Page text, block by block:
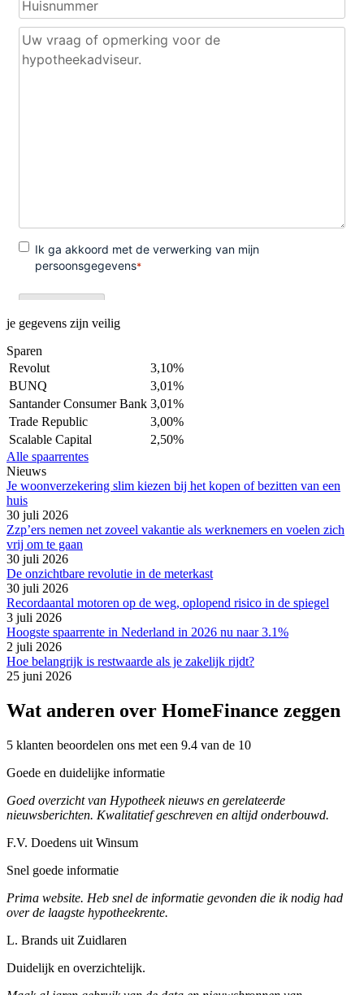
je gegevens zijn veilig
Sparen
Revolut
3,10%
BUNQ
3,01%
Santander Consumer Bank 3,01%
Trade Republic
3,00%
Scalable Capital
2,50%
Alle spaarrentes
Nieuws
Je woonverzekering slim kiezen bij het kopen of bezitten van een
huis
30 juli 2026
Zzp’ers nemen net zoveel vakantie als werknemers en voelen zich
vrij om te gaan
30 juli 2026
De onzichtbare revolutie in de meterkast
30 juli 2026
Recordaantal motoren op de weg, oplopend risico in de spiegel
3 juli 2026
Hoogste spaarrente in Nederland in 2026 nu naar 3.1%
2 juli 2026
Hoe belangrijk is restwaarde als je zakelijk rijdt?
25 juni 2026
Wat anderen over HomeFinance zeggen
5 klanten beoordelen ons met een 9.4 van de 10
Goede en duidelijke informatie
Goed overzicht van Hypotheek nieuws en gerelateerde
nieuwsberichten. Kwalitatief geschreven en altijd onderbouwd.
F.V. Doedens uit Winsum
Snel goede informatie
Prima website. Heb snel de informatie gevonden die ik nodig had
over de laagste hypotheekrente.
L. Brands uit Zuidlaren
Duidelijk en overzichtelijk.